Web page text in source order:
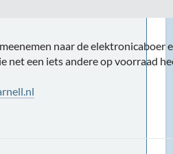
naar de elektronicaboer
net een iets andere op voorraad